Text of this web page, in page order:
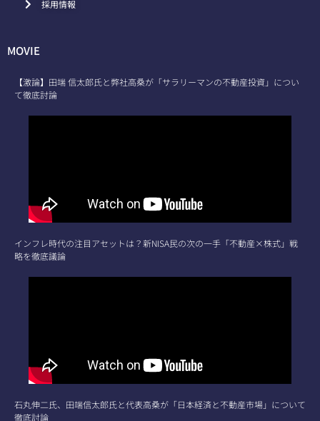
採用情報
MOVIE
【激論】田端 信太郎氏と弊社高桑が「サラリーマンの不動産投資」につい
て徹底討論
インフレ時代の注目アセットは？新NISA民の次の一手「不動産×株式」戦
略を徹底議論
石丸伸二氏、田端信太郎氏と代表高桑が「日本経済と不動産市場」について
徹底討論